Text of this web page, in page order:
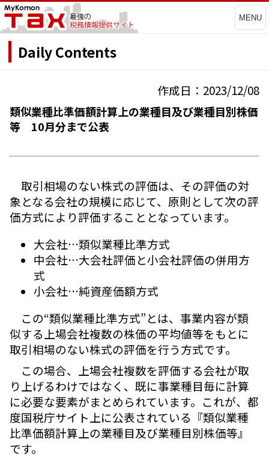
MENU
Daily Contents
作成日：2023/12/08
類似業種比準価額計算上の業種目及び業種目別株価
等 10月分まで公表
取引相場のない株式の評価は、その評価の対
象となる会社の規模に応じて、原則として次の評
価方式により評価することとなっています。
大会社…類似業種比準方式
中会社…大会社評価と小会社評価の併用方
式
小会社…純資産価額方式
この“類似業種比準方式”とは、事業内容が類
似する上場会社複数の株価の平均値等をもとに
取引相場のない株式の評価を行う方式です。
この場合、上場会社複数を評価する会社が取
り上げるわけではなく、既に事業種目毎に計算
に必要な要素がまとめられています。これが、都
度国税庁サイト上に公表されている『類似業種
比準価額計算上の業種目及び業種目別株価等』
です。